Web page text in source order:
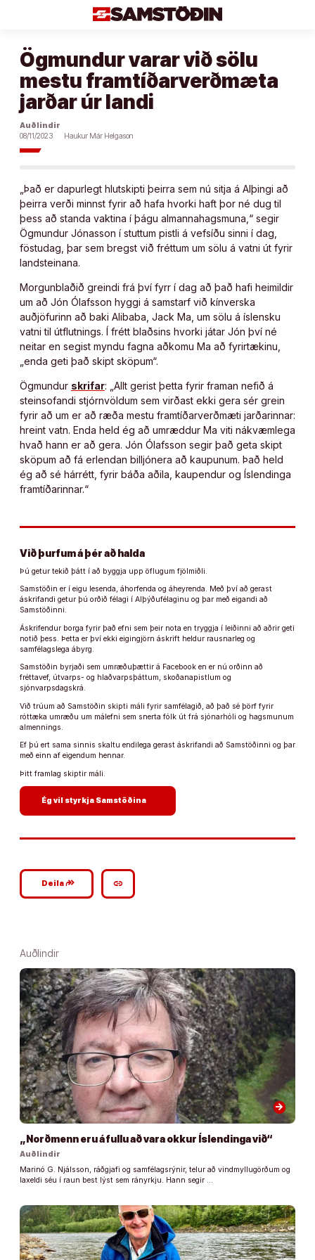
Ögmundur varar við sölu
mestu framtíðarverðmæta
jarðar úr landi
Auðlindir
08/11/2023
Haukur Már Helgason
„Það er dapurlegt hlutskipti þeirra sem nú sitja á Alþingi að
þeirra verði minnst fyrir að hafa hvorki haft þor né dug til
þess að standa vaktina í þágu almannahagsmuna,“ segir
Ögmundur Jónasson í stuttum pistli á vefsíðu sinni í dag,
föstudag, þar sem bregst við fréttum um sölu á vatni út fyrir
landsteinana.
Morgunblaðið greindi frá því fyrr í dag að það hafi heimildir
um að Jón Ólafsson hyggi á samstarf við kínverska
auðjöfurinn að baki Alibaba, Jack Ma, um sölu á íslensku
vatni til útflutnings. Í frétt blaðsins hvorki játar Jón því né
neitar en segist myndu fagna aðkomu Ma að fyrirtækinu,
„enda geti það skipt sköpum“.
Ögmundur skrifar: „Allt gerist þetta fyrir framan nefið á
steinsofandi stjórnvöldum sem virðast ekki gera sér grein
fyrir að um er að ræða mestu framtíðarverðmæti jarðarinnar:
hreint vatn. Enda held ég að umræddur Ma viti nákvæmlega
hvað hann er að gera. Jón Ólafsson segir það geta skipt
sköpum að fá erlendan billjónera að kaupunum. Það held
ég að sé hárrétt, fyrir báða aðila, kaupendur og Íslendinga
framtíðarinnar.“
Við þurfum á þér að halda
Þú getur tekið þátt í að byggja upp öflugum fjölmiðli.
Samstöðin er í eigu lesenda, áhorfenda og áheyrenda. Með því að gerast
áskrifandi getur þú orðið félagi í Alþýðufélaginu og þar með eigandi að
Samstöðinni.
Áskrifendur borga fyrir það efni sem þeir nota en tryggja í leiðinni að aðrir geti
notið þess. Þetta er því ekki eigingjörn áskrift heldur rausnarleg og
samfélagslega ábyrg.
Samstöðin byrjaði sem umræðuþættir á Facebook en er nú orðinn að
fréttavef, útvarps- og hlaðvarpsþáttum, skoðanapistlum og
sjónvarpsdagskrá.
Við trúum að Samstöðin skipti máli fyrir samfélagið, að það sé þörf fyrir
róttæka umræðu um málefni sem snerta fólk út frá sjónarhóli og hagsmunum
almennings.
Ef þú ert sama sinnis skaltu endilega gerast áskrifandi að Samstöðinni og þar
með einn af eigendum hennar.
Þitt framlag skiptir máli.
Ég vil styrkja Samstöðina
Deilagoogle_plus_reshare link
Auðlindir
arrow_forward
„Norðmenn eru á fullu að vara okkur Íslendinga við“
Auðlindir
Marinó G. Njálsson, ráðgjafi og samfélagsrýnir, telur að vindmyllugörðum og
laxeldi séu í raun best lýst sem rányrkju. Hann segir …